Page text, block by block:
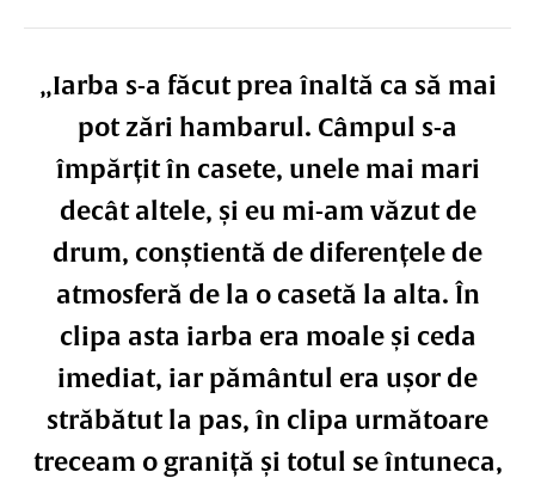
„Iarba s-a făcut prea înaltă ca să mai
pot zări hambarul. Câmpul s-a
împărțit în casete, unele mai mari
decât altele, și eu mi-am văzut de
drum, conștientă de diferențele de
atmosferă de la o casetă la alta. În
clipa asta iarba era moale și ceda
imediat, iar pământul era ușor de
străbătut la pas, în clipa următoare
treceam o graniță și totul se întuneca,